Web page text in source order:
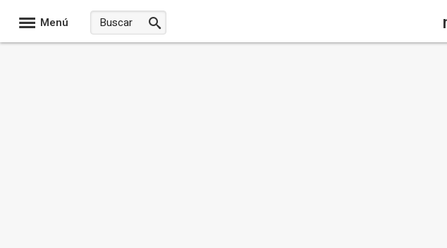
Menú